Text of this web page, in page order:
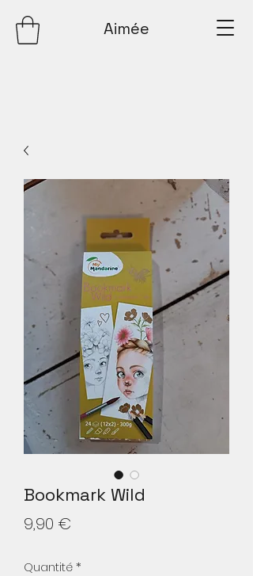
Aimée
Bookmark Wild
9,90 €
Quantité *